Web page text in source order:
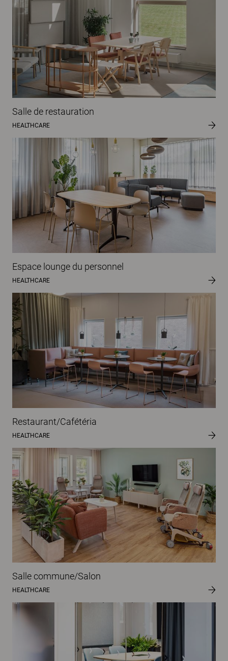
Salle de restauration
HEALTHCARE
Espace lounge du personnel
HEALTHCARE
Restaurant/Cafétéria
HEALTHCARE
Salle commune/Salon
HEALTHCARE